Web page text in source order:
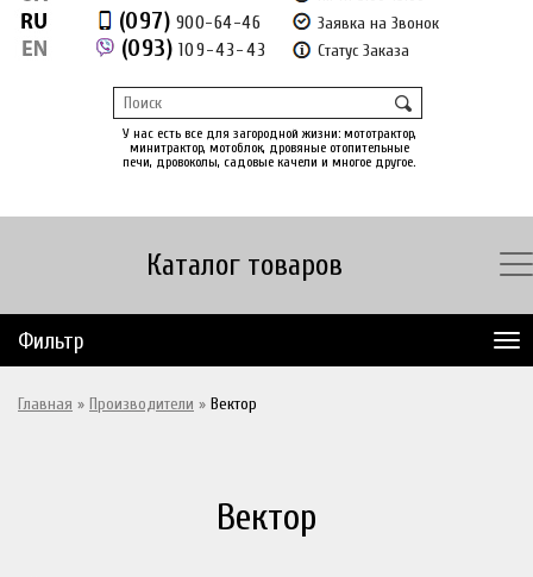
Отложенные товары (0)
(097) 900-64-46
(093) 109-43-43
Заявка на Звонок
Статус Заказа
У нас есть все для загородной жизни: мототрактор,
минитрактор, мотоблок, дровяные отопительные
печи, дровоколы, садовые качели и многое другое.
Каталог товаров
Фильтр
Главная » Производители » Вектор
Вектор